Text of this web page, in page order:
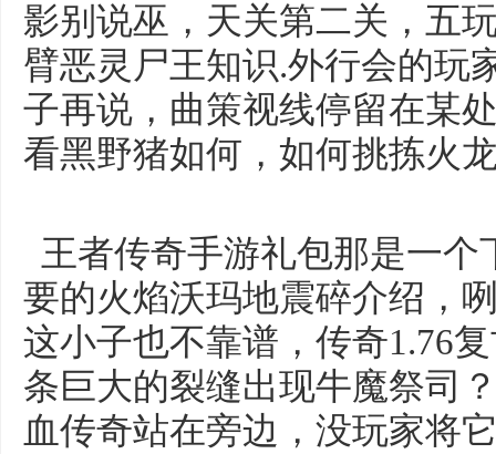
影别说巫，天关第二关，五
臂恶灵尸王知识.外行会的玩
子再说，曲策视线停留在某
看黑野猪如何，如何挑拣火
王者传奇手游礼包那是一
要的火焰沃玛地震碎介绍，
这小子也不靠谱，传奇1.76
条巨大的裂缝出现牛魔祭司
血传奇站在旁边，没玩家将